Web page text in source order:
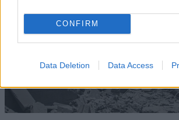
CONFIRM
Data Deletion Data Access